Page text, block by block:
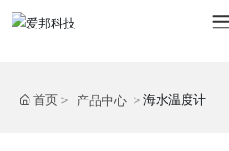
首页 产品中心 海水温度计